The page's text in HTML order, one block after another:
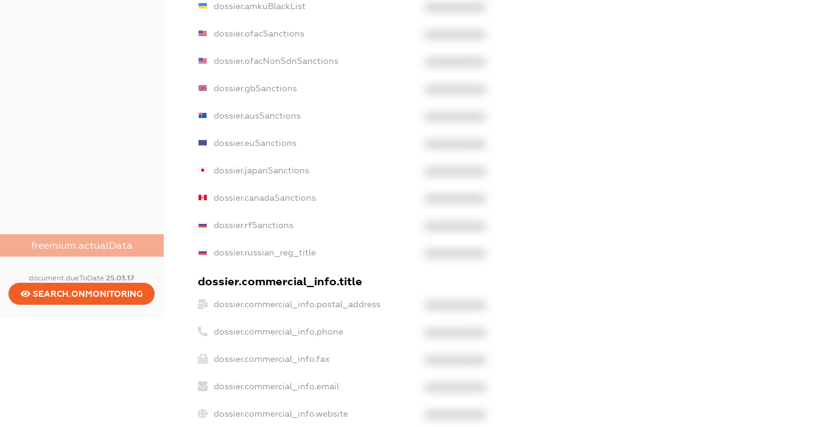
freemium.actualData
document.dueToDate25.03.17
SEARCH.ONMONITORING
dossier.amkuBlackList
dossier.ofacSanctions
dossier.ofacNonSdnSanctions
dossier.gbSanctions
dossier.ausSanctions
dossier.euSanctions
dossier.japanSanctions
dossier.canadaSanctions
dossier.rfSanctions
dossier.russian_reg_title
dossier.commercial_info.title
dossier.commercial_info.postal_address
dossier.commercial_info.phone
dossier.commercial_info.fax
dossier.commercial_info.email
dossier.commercial_info.website